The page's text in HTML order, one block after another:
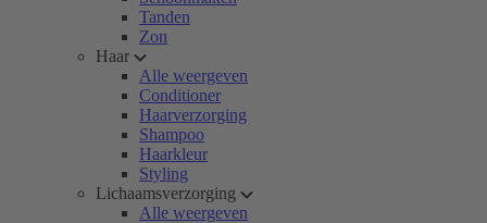
Tanden
Zon
Haar
Alle weergeven
Conditioner
Haarverzorging
Shampoo
Haarkleur
Styling
Lichaamsverzorging
Alle weergeven